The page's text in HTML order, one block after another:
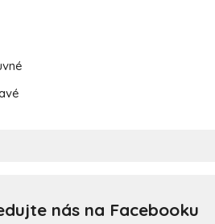
nás na Facebooku